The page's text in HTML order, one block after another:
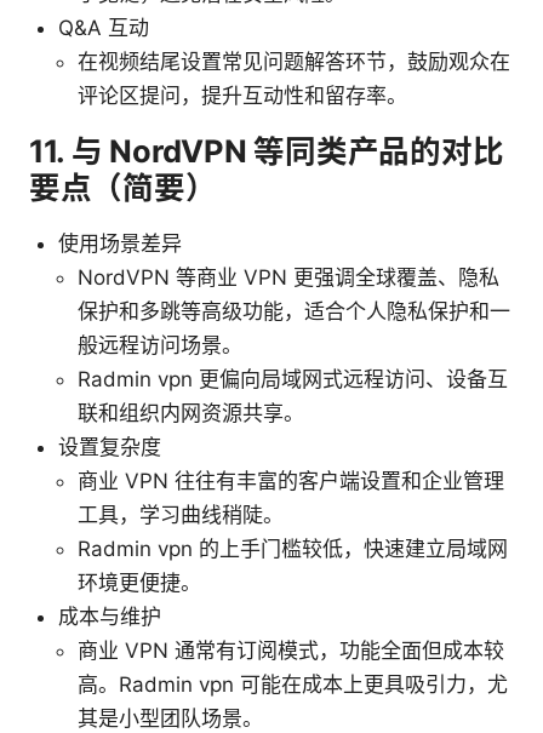
Q&A 互动
在视频结尾设置常见问题解答环节，鼓励观众在
评论区提问，提升互动性和留存率。
11. 与 NordVPN 等同类产品的对比
要点（简要）
使用场景差异
NordVPN 等商业 VPN 更强调全球覆盖、隐私
保护和多跳等高级功能，适合个人隐私保护和一
般远程访问场景。
Radmin vpn 更偏向局域网式远程访问、设备互
联和组织内网资源共享。
设置复杂度
商业 VPN 往往有丰富的客户端设置和企业管理
工具，学习曲线稍陡。
Radmin vpn 的上手门槛较低，快速建立局域网
环境更便捷。
成本与维护
商业 VPN 通常有订阅模式，功能全面但成本较
高。Radmin vpn 可能在成本上更具吸引力，尤
其是小型团队场景。